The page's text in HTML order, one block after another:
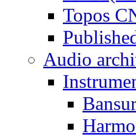
Topos
Audio